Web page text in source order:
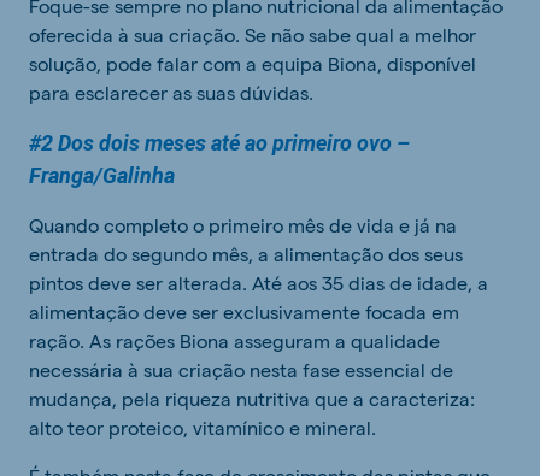
Foque-se sempre no plano nutricional da alimentação
oferecida à sua criação. Se não sabe qual a melhor
solução, pode falar com a equipa Biona, disponível
para esclarecer as suas dúvidas.
#2 Dos dois meses até ao primeiro ovo –
Franga/Galinha
Quando completo o primeiro mês de vida e já na
entrada do segundo mês, a alimentação dos seus
pintos deve ser alterada. Até aos 35 dias de idade, a
alimentação deve ser exclusivamente focada em
ração. As rações Biona asseguram a qualidade
necessária à sua criação nesta fase essencial de
mudança, pela riqueza nutritiva que a caracteriza:
alto teor proteico, vitamínico e mineral.